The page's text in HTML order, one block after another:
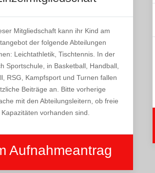
Mitgliedschaft kann ihr Kind am
der folgende Abteilungen
Leichtathletik, Tischtennis. In der
Sportschule, in Basketball, Handball,
RSG, Kampfsport und Turnen fallen
Beiträge an. Bitte vorherige
mit den Abteilungsleitern, ob freie
Kapazitäten vorhanden sind.
Aufnahmeantrag